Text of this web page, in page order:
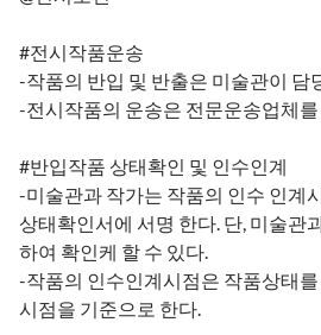
#전시작품운송
-작품의 반입 및 반출은 미술관이 담
-전시작품의 운송은 전문운송업체
#반입작품 상태확인 및 인수인계
-미술관과 작가는 작품의 인수 인계
상태확인서에 서명 한다. 단, 미술관
하여 확인케 할 수 있다.
-작품의 인수인계시점은 작품상태
시점을 기준으로 한다.